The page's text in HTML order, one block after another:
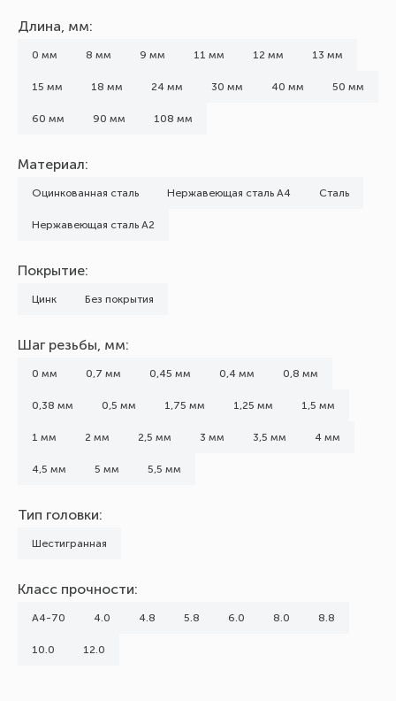
Длина, мм:
0 мм 8 мм 9 мм 11 мм 12 мм 13 мм
15 мм 18 мм 24 мм 30 мм 40 мм 50 мм
60 мм 90 мм 108 мм
Материал:
Оцинкованная сталь Нержавеющая сталь А4 Сталь
Нержавеющая сталь А2
Покрытие:
Цинк Без покрытия
Шаг резьбы, мм:
0 мм 0,7 мм 0,45 мм 0,4 мм 0,8 мм
0,38 мм 0,5 мм 1,75 мм 1,25 мм 1,5 мм
1 мм 2 мм 2,5 мм 3 мм 3,5 мм 4 мм
4,5 мм 5 мм 5,5 мм
Тип головки:
Шестигранная
Класс прочности:
А4-70 4.0 4.8 5.8 6.0 8.0 8.8
10.0 12.0